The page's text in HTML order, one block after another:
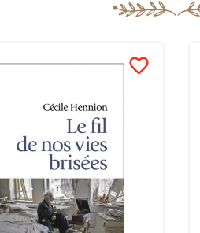
favorite_border